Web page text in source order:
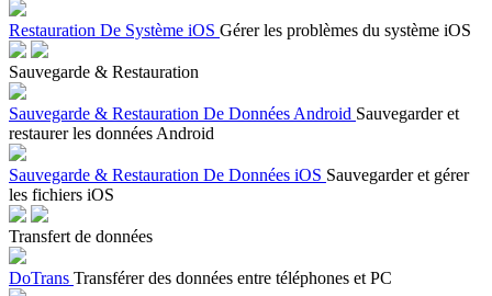
Restauration De Système iOS Gérer les problèmes du système iOS
Sauvegarde & Restauration
Sauvegarde & Restauration De Données Android Sauvegarder et
restaurer les données Android
Sauvegarde & Restauration De Données iOS Sauvegarder et gérer
les fichiers iOS
Transfert de données
DoTrans Transférer des données entre téléphones et PC